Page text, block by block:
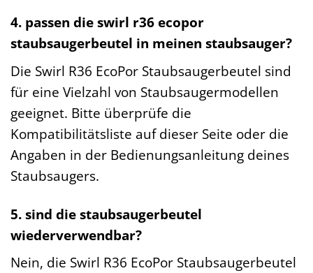
4. passen die swirl r36 ecopor
staubsaugerbeutel in meinen staubsauger?
Die Swirl R36 EcoPor Staubsaugerbeutel sind
für eine Vielzahl von Staubsaugermodellen
geeignet. Bitte überprüfe die
Kompatibilitätsliste auf dieser Seite oder die
Angaben in der Bedienungsanleitung deines
Staubsaugers.
5. sind die staubsaugerbeutel
wiederverwendbar?
Nein, die Swirl R36 EcoPor Staubsaugerbeutel